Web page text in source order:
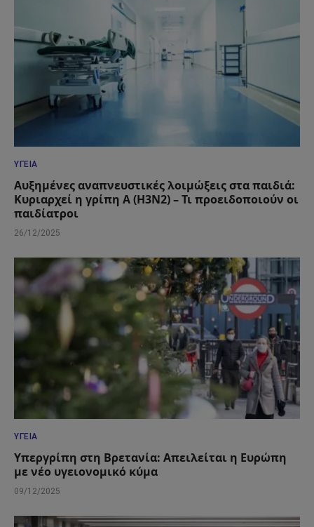
ΥΓΕΊΑ
Αυξημένες αναπνευστικές λοιμώξεις στα παιδιά:
Κυριαρχεί η γρίπη Α (Η3Ν2) – Τι προειδοποιούν οι
παιδίατροι
26/12/2025
ΥΓΕΊΑ
Υπεργρίπη στη Βρετανία: Απειλείται η Ευρώπη
με νέο υγειονομικό κύμα
09/12/2025